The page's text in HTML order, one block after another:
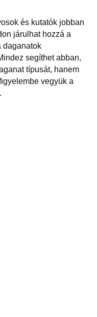
és kutatók jobban
járulhat hozzá a
daganatok
segíthet abban,
típusát, hanem
vegyük a